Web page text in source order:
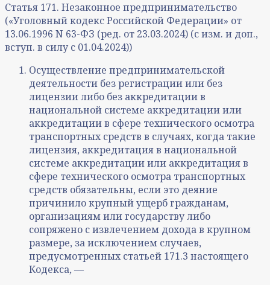
Статья 171. Незаконное предпринимательство
(«Уголовный кодекс Российской Федерации» от
13.06.1996 N 63-ФЗ (ред. от 23.03.2024) (с изм. и доп.,
вступ. в силу с 01.04.2024))
Осуществление предпринимательской
деятельности без регистрации или без
лицензии либо без аккредитации в
национальной системе аккредитации или
аккредитации в сфере технического осмотра
транспортных средств в случаях, когда такие
лицензия, аккредитация в национальной
системе аккредитации или аккредитация в
сфере технического осмотра транспортных
средств обязательны, если это деяние
причинило крупный ущерб гражданам,
организациям или государству либо
сопряжено с извлечением дохода в крупном
размере, за исключением случаев,
предусмотренных статьей 171.3 настоящего
Кодекса, —